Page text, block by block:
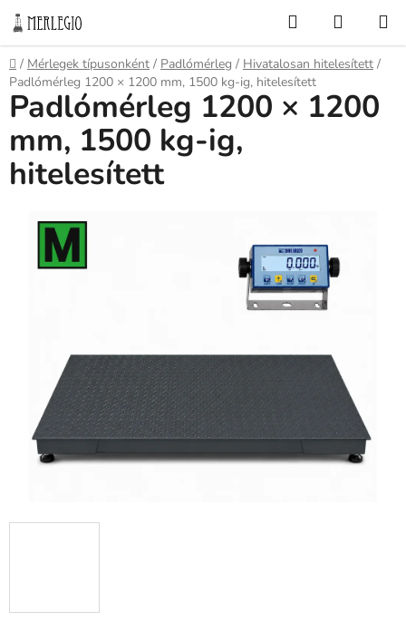
Ugrás
fő
tartalomhoz
KeresésKOSÁR
Kezdőlap
/ Mérlegek típusonként / Padlómérleg / Hivatalosan hitelesített /
Padlómérleg 1200 × 1200 mm, 1500 kg-ig, hitelesített
Padlómérleg 1200 × 1200
mm, 1500 kg-ig,
hitelesített